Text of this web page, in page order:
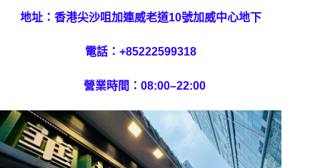
地址：香港尖沙咀加連威老道10號加威中心地下
電話：+85222599318
營業時間：08:00–22:00